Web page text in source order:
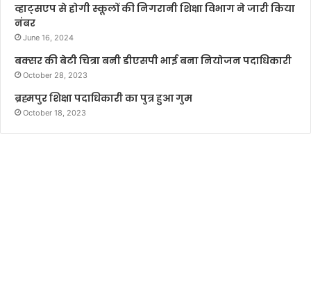
व्हाट्सएप से होगी स्कूलों की निगरानी शिक्षा विभाग ने जारी किया
नंबर
June 16, 2024
बक्सर की बेटी चित्रा बनी डीएसपी भाई बना नियोजन पदाधिकारी
October 28, 2023
ब्रह्मपुर शिक्षा पदाधिकारी का पुत्र हुआ गुम
October 18, 2023